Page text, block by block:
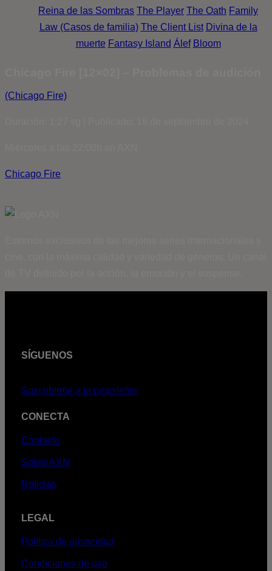
Reina de las Sombras The Player The Oath Family
Law (Casos de familia) The Client List Divina de la
muerte Fantasy Island Álef Bloom
(Chicago Fire)
Chicago Fire
SÍGUENOS
Suscribirme a la newsletter
CONECTA
Contacto
Sobre AXN
Noticias
LEGAL
Política de privacidad
Condiciones de uso